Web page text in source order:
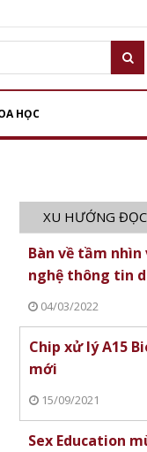
HỌC
XU HƯỚNG ĐỌC
Bàn về tầm
nghệ thông tin
04/03/2022
Chip xử lý A15
mới
15/09/2021
Sex Education